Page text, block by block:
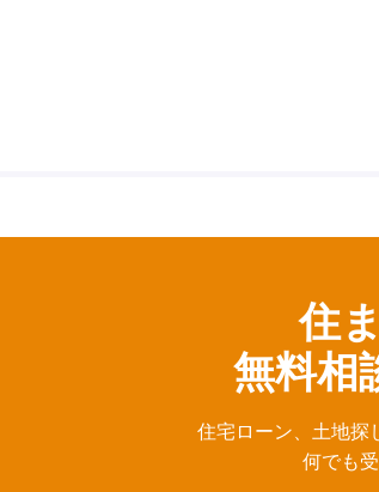
住
無料相
住宅ローン、⼟地探
何でも